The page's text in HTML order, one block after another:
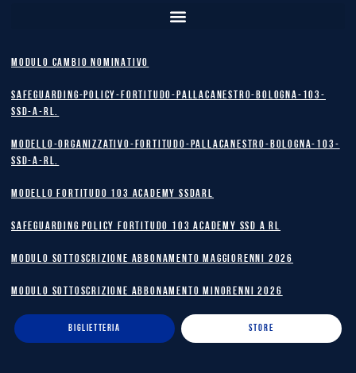
MODULO CAMBIO NOMINATIVO
safeguarding-policy-Fortitudo-Pallacanestro-Bologna-103-
SSD-A-RL.
Modello-Organizzativo-Fortitudo-Pallacanestro-Bologna-103-
SSD-A-RL.
MODELLO FORTITUDO 103 ACADEMY SSDARL
safeguarding policy Fortitudo 103 Academy SSD A RL
MODULO SOTTOSCRIZIONE ABBONAMENTO MAGGIORENNI 2026
MODULO SOTTOSCRIZIONE ABBONAMENTO MINORENNI 2026
BIGLIETTERIA STORE